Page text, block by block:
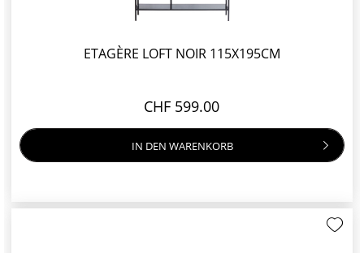
ETAGÈRE LOFT NOIR 115X195CM
CHF 599.00
IN DEN WARENKORB